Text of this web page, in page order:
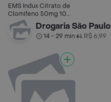
EMS Indux Citrato de
Clomifeno 50mg 10
ComprimidosDrogaria São Paulo
14 - 29 min• R$ 6,99